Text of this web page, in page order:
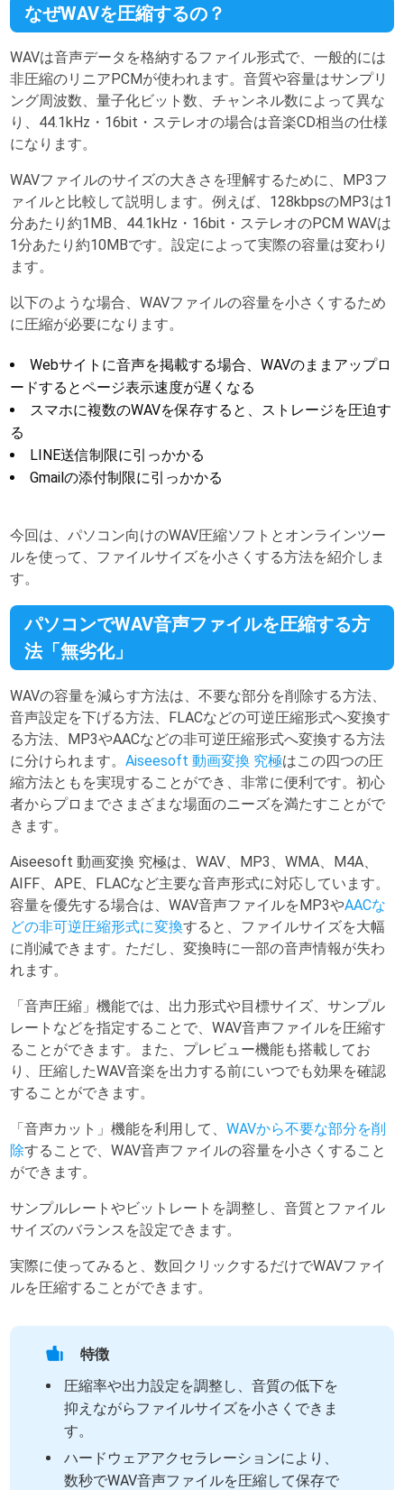
なぜWAVを圧縮するの？
WAVは音声データを格納するファイル形式で、一般的には
非圧縮のリニアPCMが使われます。音質や容量はサンプリ
ング周波数、量子化ビット数、チャンネル数によって異な
り、44.1kHz・16bit・ステレオの場合は音楽CD相当の仕様
になります。
WAVファイルのサイズの大きさを理解するために、MP3フ
ァイルと比較して説明します。例えば、128kbpsのMP3は1
分あたり約1MB、44.1kHz・16bit・ステレオのPCM WAVは
1分あたり約10MBです。設定によって実際の容量は変わり
ます。
以下のような場合、WAVファイルの容量を小さくするため
に圧縮が必要になります。
Webサイトに音声を掲載する場合、WAVのままアップロ
ードするとページ表示速度が遅くなる
スマホに複数のWAVを保存すると、ストレージを圧迫す
る
LINE送信制限に引っかかる
Gmailの添付制限に引っかかる
今回は、パソコン向けのWAV圧縮ソフトとオンラインツー
ルを使って、ファイルサイズを小さくする方法を紹介しま
す。
パソコンでWAV音声ファイルを圧縮する方
法「無劣化」
WAVの容量を減らす方法は、不要な部分を削除する方法、
音声設定を下げる方法、FLACなどの可逆圧縮形式へ変換す
る方法、MP3やAACなどの非可逆圧縮形式へ変換する方法
に分けられます。Aiseesoft 動画変換 究極はこの四つの圧
縮方法ともを実現することができ、非常に便利です。初心
者からプロまでさまざまな場面のニーズを満たすことがで
きます。
Aiseesoft 動画変換 究極は、WAV、MP3、WMA、M4A、
AIFF、APE、FLACなど主要な音声形式に対応しています。
容量を優先する場合は、WAV音声ファイルをMP3やAACな
どの非可逆圧縮形式に変換すると、ファイルサイズを大幅
に削減できます。ただし、変換時に一部の音声情報が失わ
れます。
「音声圧縮」機能では、出力形式や目標サイズ、サンプル
レートなどを指定することで、WAV音声ファイルを圧縮す
ることができます。また、プレビュー機能も搭載してお
り、圧縮したWAV音楽を出力する前にいつでも効果を確認
することができます。
「音声カット」機能を利用して、WAVから不要な部分を削
除することで、WAV音声ファイルの容量を小さくすること
ができます。
サンプルレートやビットレートを調整し、音質とファイル
サイズのバランスを設定できます。
実際に使ってみると、数回クリックするだけでWAVファイ
ルを圧縮することができます。
特徴
圧縮率や出力設定を調整し、音質の低下を
抑えながらファイルサイズを小さくできま
す。
ハードウェアアクセラレーションにより、
数秒でWAV音声ファイルを圧縮して保存で